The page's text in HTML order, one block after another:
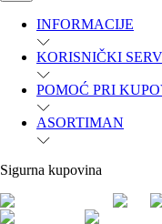
INFORMACIJE
KORISNIČKI
POMOĆ PRI
ASORTIMAN
Sigurna kupovina